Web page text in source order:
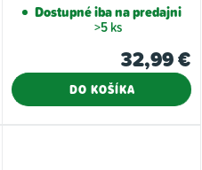
Dostupné iba na predajni
>5 ks
32,99 €
DO KOŠÍKA